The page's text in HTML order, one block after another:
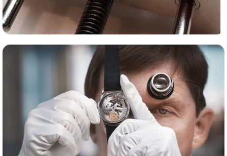
Сервис часов